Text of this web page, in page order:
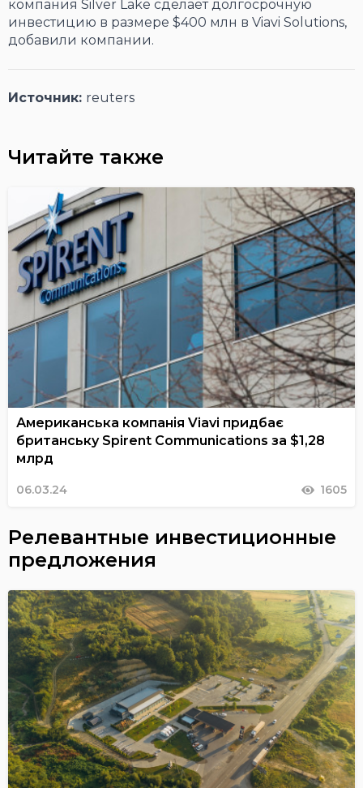
компания Silver Lake сделает долгосрочную
инвестицию в размере $400 млн в Viavi Solutions,
добавили компании.
Источник: reuters
Читайте также
Американська компанія Viavi придбає
британську Spirent Communications за $1,28
млрд
06.03.24 1605
Релевантные инвестиционные
предложения